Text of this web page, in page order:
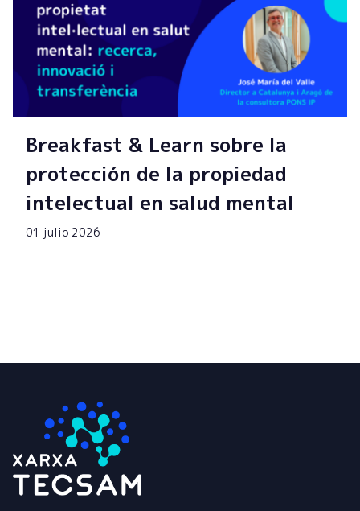
Breakfast & Learn sobre la
protección de la propiedad
intelectual en salud mental
01 julio 2026